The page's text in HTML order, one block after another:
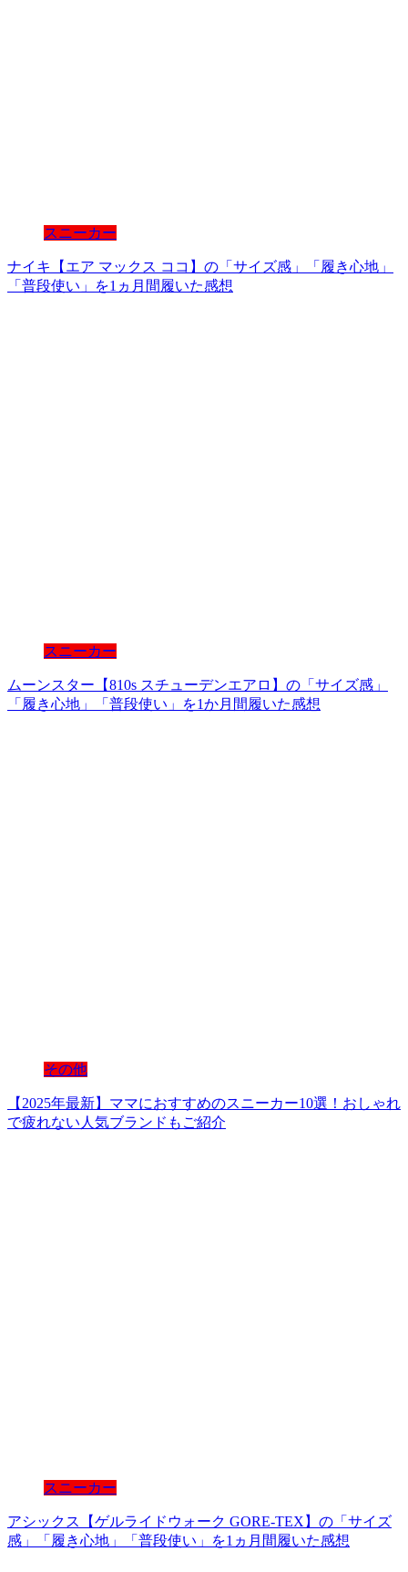
スニーカー
ナイキ【エア マックス ココ】の「サイズ感」「履き心地」
「普段使い」を1ヵ月間履いた感想
スニーカー
ムーンスター【810s スチューデンエアロ】の「サイズ感」
「履き心地」「普段使い」を1か月間履いた感想
その他
【2025年最新】ママにおすすめのスニーカー10選！おしゃれ
で疲れない人気ブランドもご紹介
スニーカー
アシックス【ゲルライドウォーク GORE-TEX】の「サイズ
感」「履き心地」「普段使い」を1ヵ月間履いた感想